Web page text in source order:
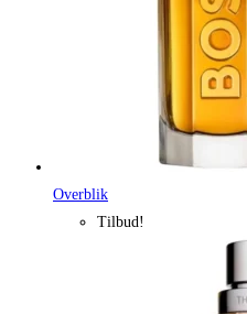
Overblik
Tilbud!